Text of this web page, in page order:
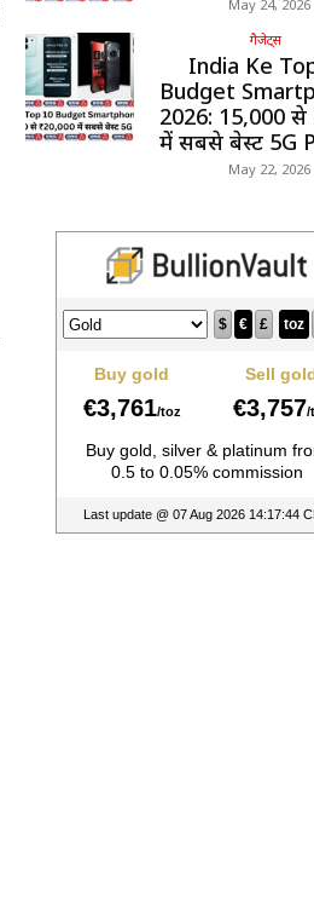
May 24, 2026
गैजेट्स
India Ke
Budget
2026: ₹15,000 से
में सबसे बेस्ट 5G
May 22, 2026